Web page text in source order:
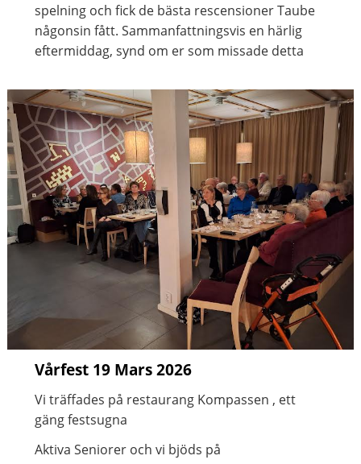
spelning och fick de bästa rescensioner Taube
någonsin fått. Sammanfattningsvis en härlig
eftermiddag, synd om er som missade detta
Vårfest 19 Mars 2026
Vi träffades på restaurang Kompassen , ett
gäng festsugna
Aktiva Seniorer och vi bjöds på